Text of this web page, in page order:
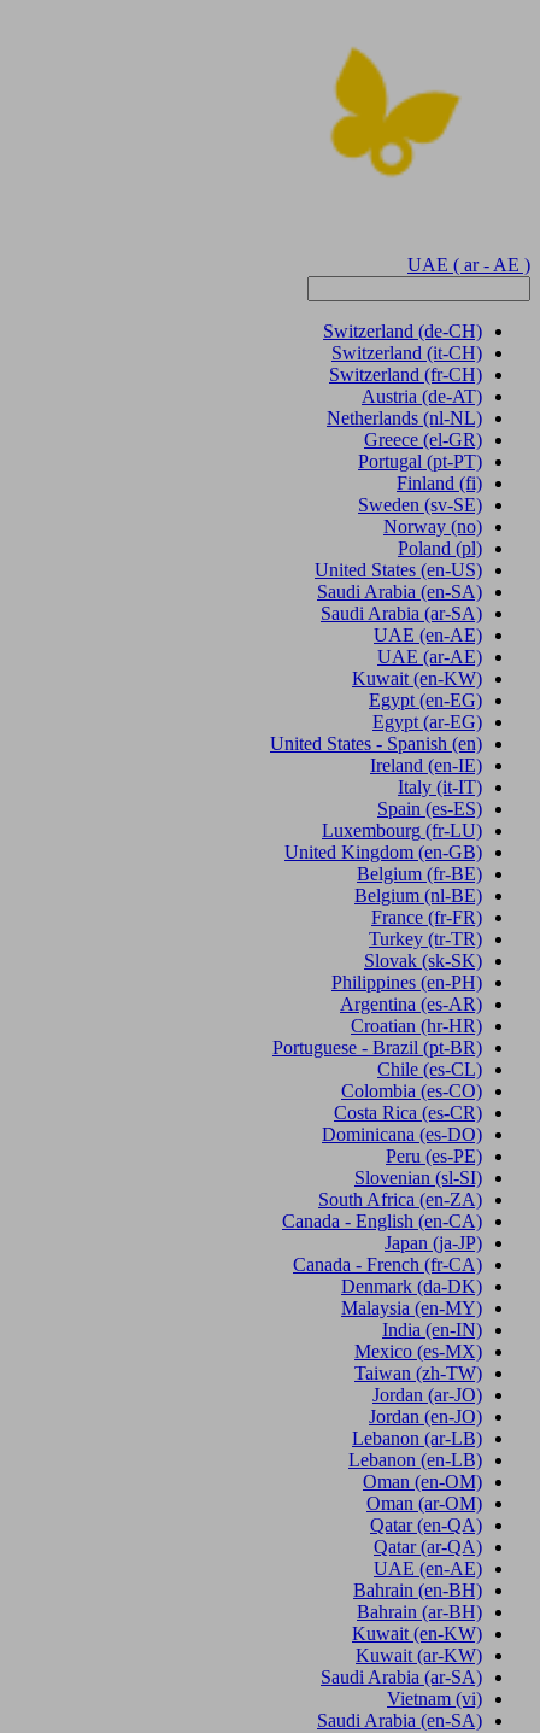
UAE ( ar - AE )
Switzerland (de-CH)
Switzerland (it-CH)
Switzerland (fr-CH)
Austria (de-AT)
Netherlands (nl-NL)
Greece (el-GR)
Portugal (pt-PT)
Finland (fi)
Sweden (sv-SE)
Norway (no)
Poland (pl)
United States (en-US)
Saudi Arabia (en-SA)
Saudi Arabia (ar-SA)
UAE (en-AE)
UAE (ar-AE)
Kuwait (en-KW)
Egypt (en-EG)
Egypt (ar-EG)
United States - Spanish (en)
Ireland (en-IE)
Italy (it-IT)
Spain (es-ES)
Luxembourg (fr-LU)
United Kingdom (en-GB)
Belgium (fr-BE)
Belgium (nl-BE)
France (fr-FR)
Turkey (tr-TR)
Slovak (sk-SK)
Philippines (en-PH)
Argentina (es-AR)
Croatian (hr-HR)
Portuguese - Brazil (pt-BR)
Chile (es-CL)
Colombia (es-CO)
Costa Rica (es-CR)
Dominicana (es-DO)
Peru (es-PE)
Slovenian (sl-SI)
South Africa (en-ZA)
Canada - English (en-CA)
Japan (ja-JP)
Canada - French (fr-CA)
Denmark (da-DK)
Malaysia (en-MY)
India (en-IN)
Mexico (es-MX)
Taiwan (zh-TW)
Jordan (ar-JO)
Jordan (en-JO)
Lebanon (ar-LB)
Lebanon (en-LB)
Oman (en-OM)
Oman (ar-OM)
Qatar (en-QA)
Qatar (ar-QA)
UAE (en-AE)
Bahrain (en-BH)
Bahrain (ar-BH)
Kuwait (en-KW)
Kuwait (ar-KW)
Saudi Arabia (ar-SA)
Vietnam (vi)
Saudi Arabia (en-SA)